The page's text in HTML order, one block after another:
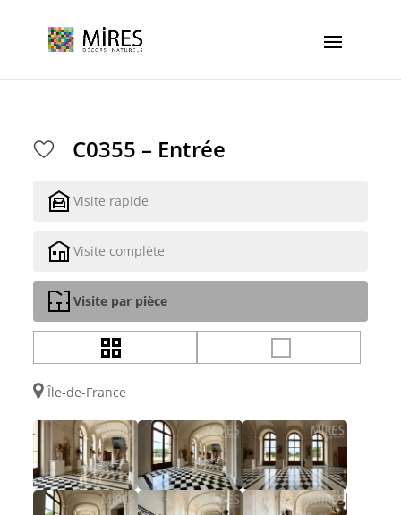
C0355 – Entrée
Visite rapide
Visite complète
Visite par pièce
Île-de-France